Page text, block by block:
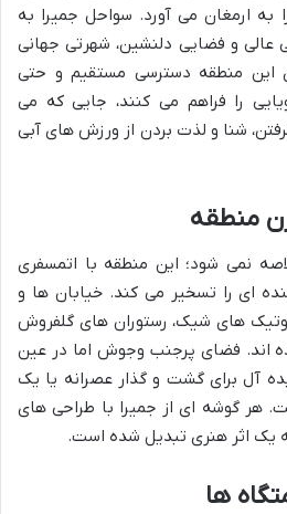
به ارمغان می آورد. سواحل جمیرا به
عالی و فضایی دلنشین، شهرتی جهانی
این منطقه دسترسی مستقیم و حتی
را فراهم می کنند، جایی که می
شنا و لذت بردن از ورزش های آبی
منطقه
نمی شود؛ این منطقه با اتمسفری
ای را تسخیر می کند. خیابان ها و
های شیک، رستوران های گلفروش
اند. فضای پرجنب وجوش اما در عین
آل برای گشت و گذار عصرانه یا یک
هر گوشه ای از جمیرا با طراحی های
یک اثر هنری تبدیل شده است.
ها